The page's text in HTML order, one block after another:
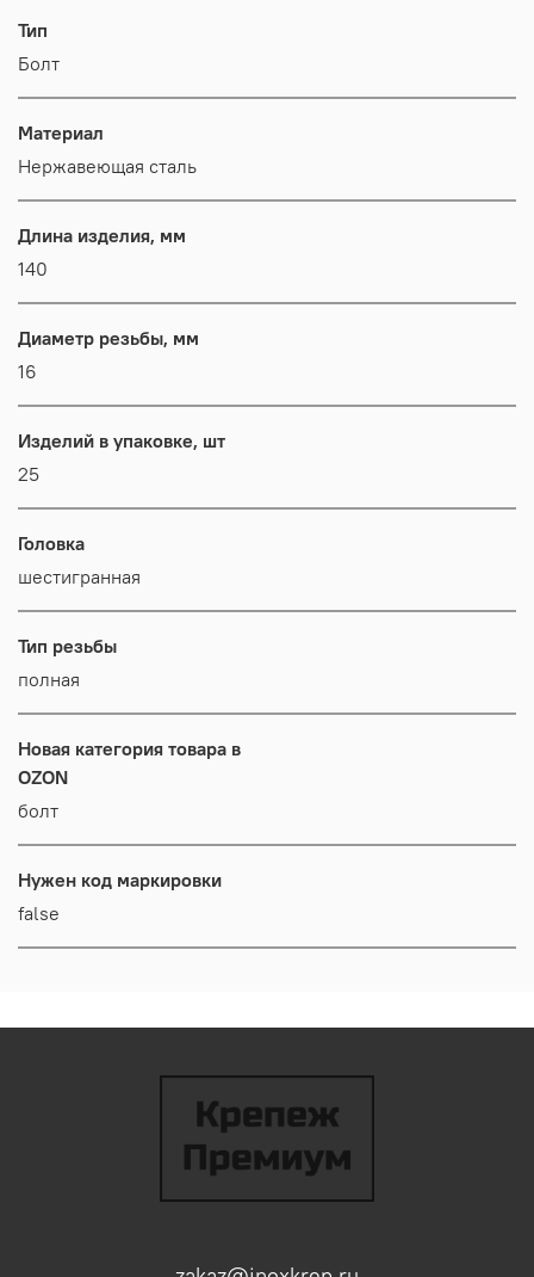
Тип
Болт
Материал
Нержавеющая сталь
Длина изделия, мм
140
Диаметр резьбы, мм
16
Изделий в упаковке, шт
25
Головка
шестигранная
Тип резьбы
полная
Новая категория товара в
OZON
болт
Нужен код маркировки
false